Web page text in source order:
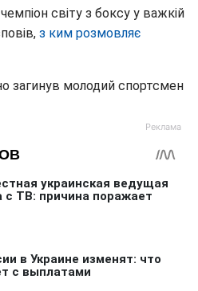
світу з боксу у важкій
з ким розмовляє
загинув молодий спортсмен